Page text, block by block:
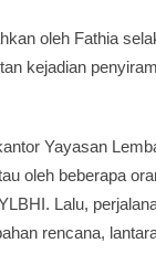
oleh Fathia
kejadian
Yayasan
oleh beberapa
Lalu,
rencana,